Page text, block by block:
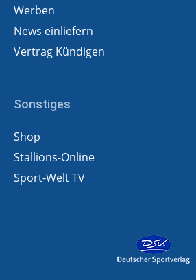
Werben
News einliefern
Vertrag Kündigen
Sonstiges
Shop
Stallions-Online
Sport-Welt TV